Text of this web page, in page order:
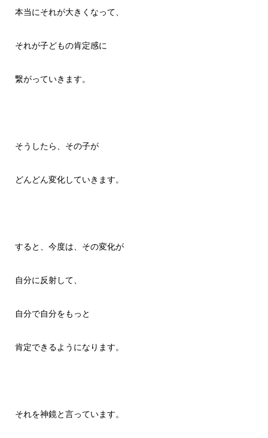
本当にそれが大きくなって、
それが子どもの肯定感に
繋がっていきます。
そうしたら、その子が
どんどん変化していきます。
すると、今度は、その変化が
自分に反射して、
自分で自分をもっと
肯定できるようになります。
それを神鏡と言っています。